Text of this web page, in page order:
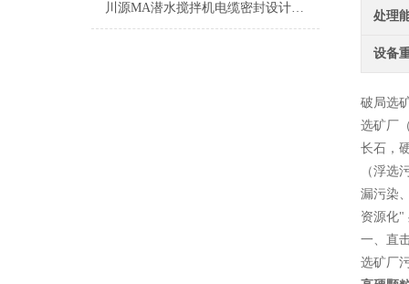
川源MA潜水搅拌机电缆密封设计，排除了电缆漏水的隐患
处理
设备
破局选
选矿厂
长石，
（浮选
漏污染
资源化"
一、直
选矿厂